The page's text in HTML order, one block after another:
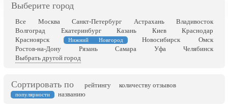
Выберите город
Все Москва Санкт-Петербург Астрахань
Владивосток
Волгоград
Екатеринбург Казань Киев
Краснодар
Красноярск
Нижний Новгород Новосибирск
Омск
Ростов-на-Дону
Рязань Самара Уфа
Челябинск
Выбрать другой город
Сортировать по рейтингу количеству отзывов
популярности названию